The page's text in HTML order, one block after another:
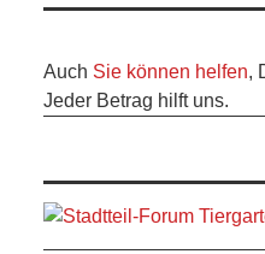
ANDERE
NETZWERK
Auch Sie können helfen,
Jeder Betrag hilft uns.